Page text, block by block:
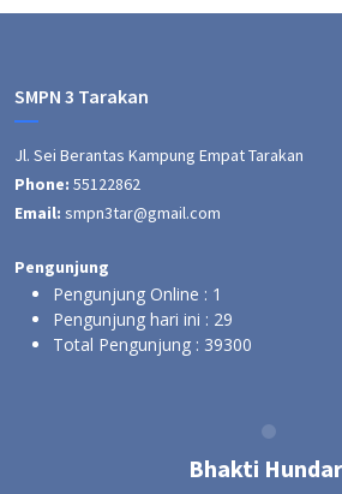
SMPN 3 Tarakan
Jl. Sei Berantas Kampung Empat Tarakan
Phone: 55122862
Email: smpn3tar@gmail.com
Pengunjung
Pengunjung Online : 1
Pengunjung hari ini : 29
Total Pengunjung : 39300
Bhakti